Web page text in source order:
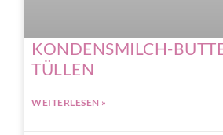
KONDENSMILCH-
TÜLLEN
WEITERLESEN »